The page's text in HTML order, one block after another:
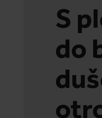
S
do